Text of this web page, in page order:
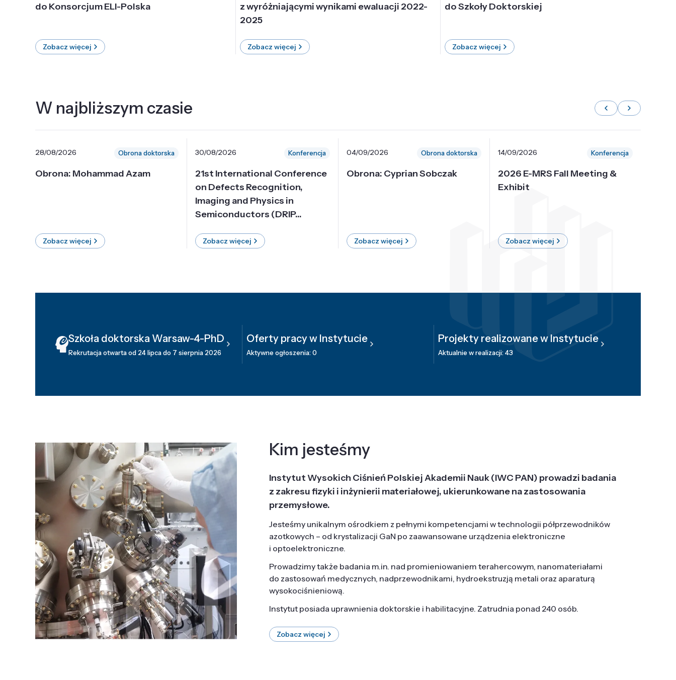
do Konsorcjum ELI-Polska
Zobacz więcej
z wyróżniającymi wynikami ewaluacji 2022-
2025
Zobacz więcej
do Szkoły Doktorskiej
Zobacz więcej
W najbliższym czasie
28/08/2026 Obrona doktorska
Obrona: Mohammad Azam
Zobacz więcej
30/08/2026 Konferencja
21st International Conference
on Defects Recognition,
Imaging and Physics in
Semiconductors (DRIP...
Zobacz więcej
04/09/2026 Obrona doktorska
Obrona: Cyprian Sobczak
Zobacz więcej
14/09/2026 Konferencja
2026 E-MRS Fall Meeting &
Exhibit
Zobacz więcej
Szkoła doktorska Warsaw-4-PhD
Rekrutacja otwarta od 24 lipca do 7 sierpnia 2026
Oferty pracy w Instytucie
Aktywne ogłoszenia: 0
Projekty realizowane w Instytucie
Aktualnie w realizacji: 43
Kim jesteśmy
Instytut Wysokich Ciśnień Polskiej Akademii Nauk (IWC PAN) prowadzi badania
z zakresu fizyki i inżynierii materiałowej, ukierunkowane na zastosowania
przemysłowe.
Jesteśmy unikalnym ośrodkiem z pełnymi kompetencjami w technologii półprzewodników
azotkowych – od krystalizacji GaN po zaawansowane urządzenia elektroniczne
i optoelektroniczne.
Prowadzimy także badania m.in. nad promieniowaniem terahercowym, nanomateriałami
do zastosowań medycznych, nadprzewodnikami, hydroekstruzją metali oraz aparaturą
wysokociśnieniową.
Instytut posiada uprawnienia doktorskie i habilitacyjne. Zatrudnia ponad 240 osób.
Zobacz więcej